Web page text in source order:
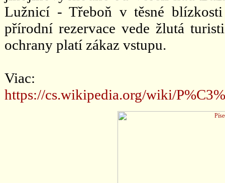
Lužnicí - Třeboň v těsné
přírodní rezervace vede žlutá
ochrany platí zákaz vstupu.
Viac:
https://cs.wikipedia.org/wiki/